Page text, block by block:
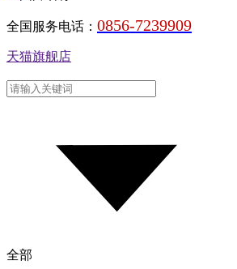
全国服务电话： 0856-7239909
天猫旗舰店
全部